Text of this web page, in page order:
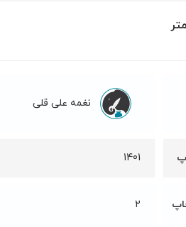
نغمه علی قلی
1401
2